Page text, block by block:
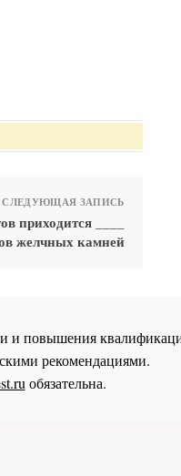
СЛЕДУЮЩАЯ ЗАПИСЬ
приходится ____
желчных камней
и повышения
рекомендациями.
обязательна.